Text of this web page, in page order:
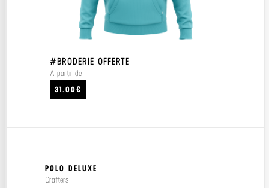
#BRODERIE OFFERTE
À partir de
31.00€
POLO DELUXE
Crafters